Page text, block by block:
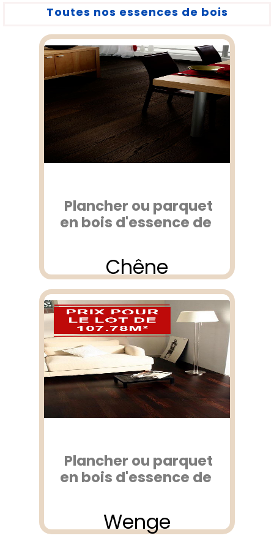
Toutes nos essences de bois
Plancher ou parquet
en bois d'essence de
Chêne
Plancher ou parquet
en bois d'essence de
Wenge